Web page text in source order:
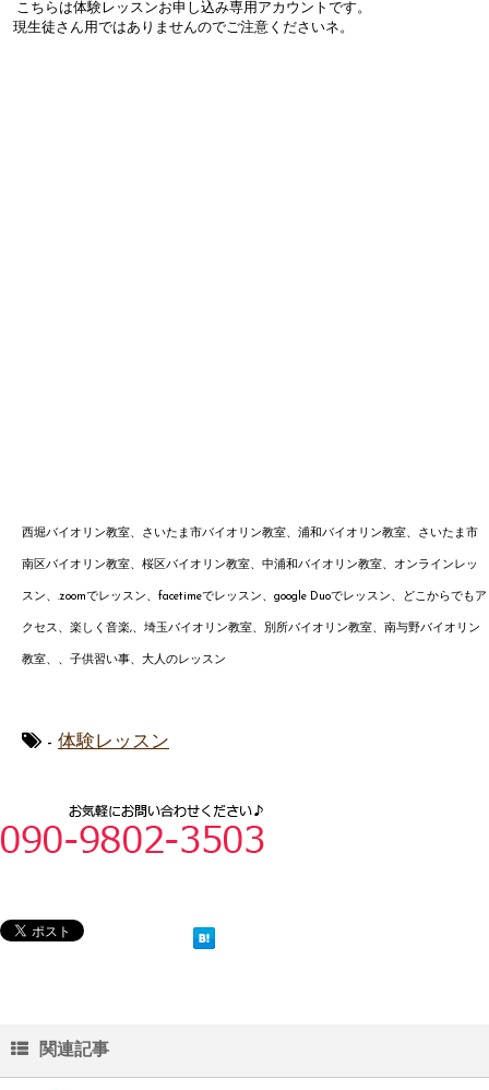
こちらは体験レッスンお申し込み専用アカウントです。
現生徒さん用ではありませんのでご注意くださいネ。
西堀バイオリン教室、さいたま市バイオリン教室、浦和バイオリン教室、さいたま市
南区バイオリン教室、桜区バイオリン教室、中浦和バイオリン教室、オンラインレッ
スン、.zoomでレッスン、facetimeでレッスン、google Duoでレッスン、どこからでもア
クセス、楽しく音楽,、 埼玉バイオリン教室、別所バイオリン教室、南与野バイオ リン
教室、、子供習い事、大人のレッスン
- 体験レッスン
関連記事